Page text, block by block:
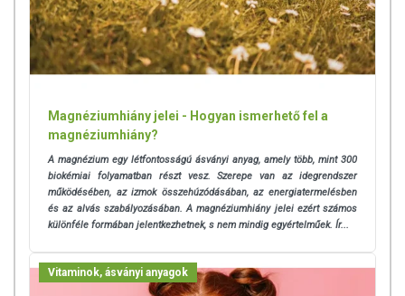
Magnéziumhiány jelei - Hogyan ismerhető fel a
magnéziumhiány?
A magnézium egy létfontosságú ásványi anyag, amely több, mint 300
biokémiai folyamatban részt vesz. Szerepe van az idegrendszer
működésében, az izmok összehúzódásában, az energiatermelésben
és az alvás szabályozásában. A magnéziumhiány jelei ezért számos
különféle formában jelentkezhetnek, s nem mindig egyértelműek. Ír...
Vitaminok, ásványi anyagok